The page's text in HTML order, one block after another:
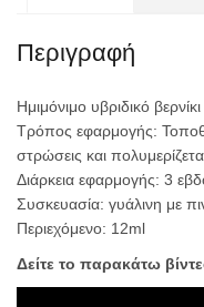
Περιγραφή
Ημιμόνιμο υβριδικό βερνίκι
Τρόπος εφαρμογής:
στρώσεις και
Διάρκεια εφαρμογής: 3
Συσκευασία: γυάλινη με
Περιεχόμενο: 12ml
Δείτε το παρακάτω